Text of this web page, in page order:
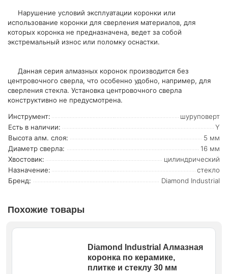
Нарушение условий эксплуатации коронки или
использование коронки для сверления материалов, для
которых коронка не предназначена, ведет за собой
экстремальный износ или поломку оснастки.
Данная серия алмазных коронок производится без
центровочного сверла, что особенно удобно, например, для
сверления стекла. Установка центровочного сверла
конструктивно не предусмотрена.
Инструмент:
шуруповерт
Есть в наличии:
Y
Высота алм. слоя:
5 мм
Диаметр сверла:
16 мм
Хвостовик:
цилиндрический
Назначение:
стекло
Бренд:
Diamond Industrial
Похожие товары
Diamond Industrial Алмазная
коронка по керамике,
плитке и стеклу 30 мм